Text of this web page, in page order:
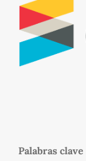
Palabras clave